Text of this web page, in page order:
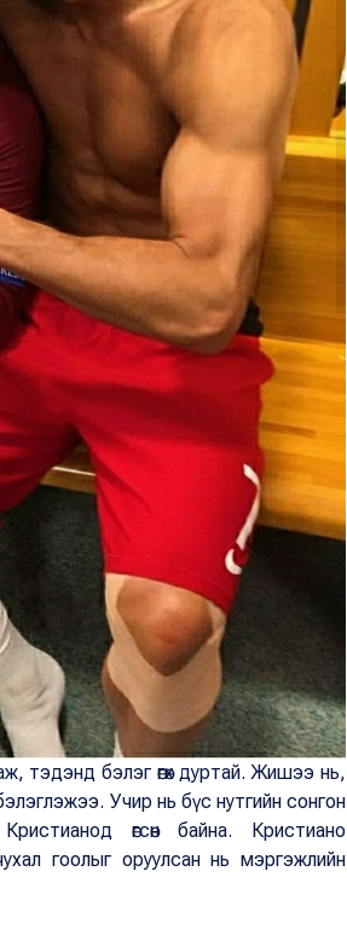
тэдэнд бэлэг өгөх дуртай. Жишээ нь,
Учир нь бүс нутгийн сонгон
өгсөн байна. Кристиано
гоолыг оруулсан нь мэргэжлийн